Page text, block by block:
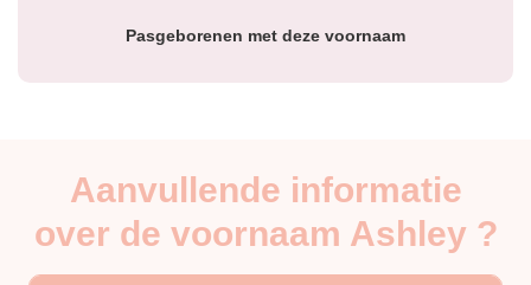
Pasgeborenen met deze voornaam
Aanvullende informatie
over de voornaam Ashley ?